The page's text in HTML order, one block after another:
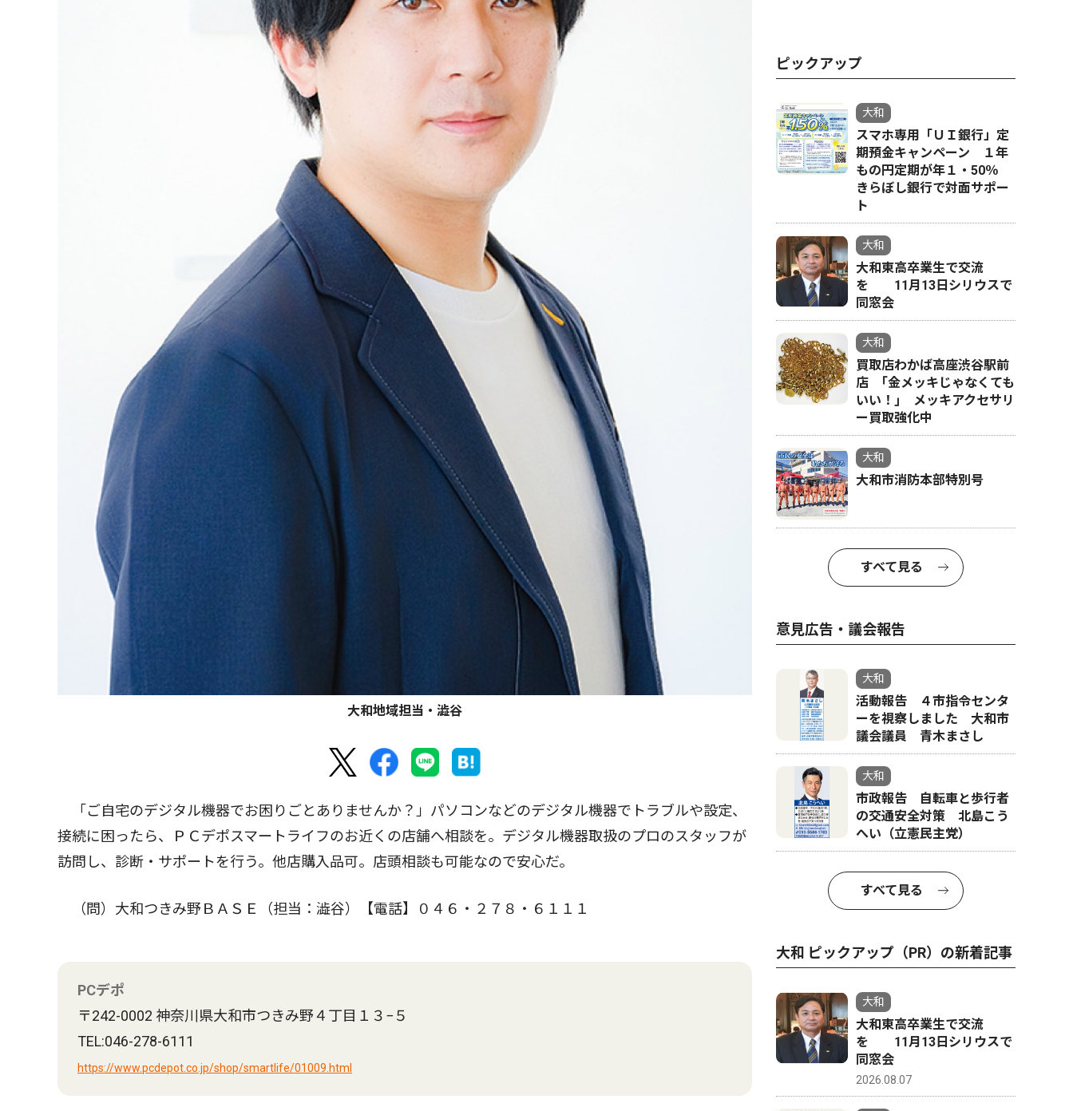
大和地域担当・澁谷
「ご自宅のデジタル機器でお困りごとありませんか？」パソコンなどのデジタル機器でトラブルや設定、
接続に困ったら、ＰＣデポスマートライフのお近くの店舗へ相談を。デジタル機器取扱のプロのスタッフが
訪問し、診断・サポートを行う。他店購入品可。店頭相談も可能なので安心だ。
（問）大和つきみ野ＢＡＳＥ（担当：澁谷）【電話】０４６・２７８・６１１１
PCデポ
〒242-0002 神奈川県大和市つきみ野４丁目１３−５
TEL:046-278-6111
https://www.pcdepot.co.jp/shop/smartlife/01009.html
ピックアップ
大和
スマホ専用「ＵＩ銀行」定
期預金キャンペーン １年
もの円定期が年１・50％
きらぼし銀行で対面サポー
ト
大和
大和東高卒業生で交流
を 11月13日シリウスで
同窓会
大和
買取店わかば高座渋谷駅前
店 ｢金メッキじゃなくても
いい！｣ メッキアクセサリ
ー買取強化中
大和
大和市消防本部特別号
すべて見る
意見広告・議会報告
大和
活動報告 ４市指令センタ
ーを視察しました 大和市
議会議員 青木まさし
大和
市政報告 自転車と歩行者
の交通安全対策 北島こう
へい（立憲民主党）
すべて見る
大和 ピックアップ（PR）の新着記事
大和
大和東高卒業生で交流
を 11月13日シリウスで
同窓会
2026.08.07